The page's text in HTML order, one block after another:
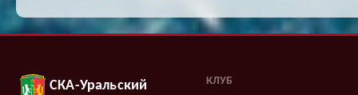
СКА-Уральский
КЛУБ